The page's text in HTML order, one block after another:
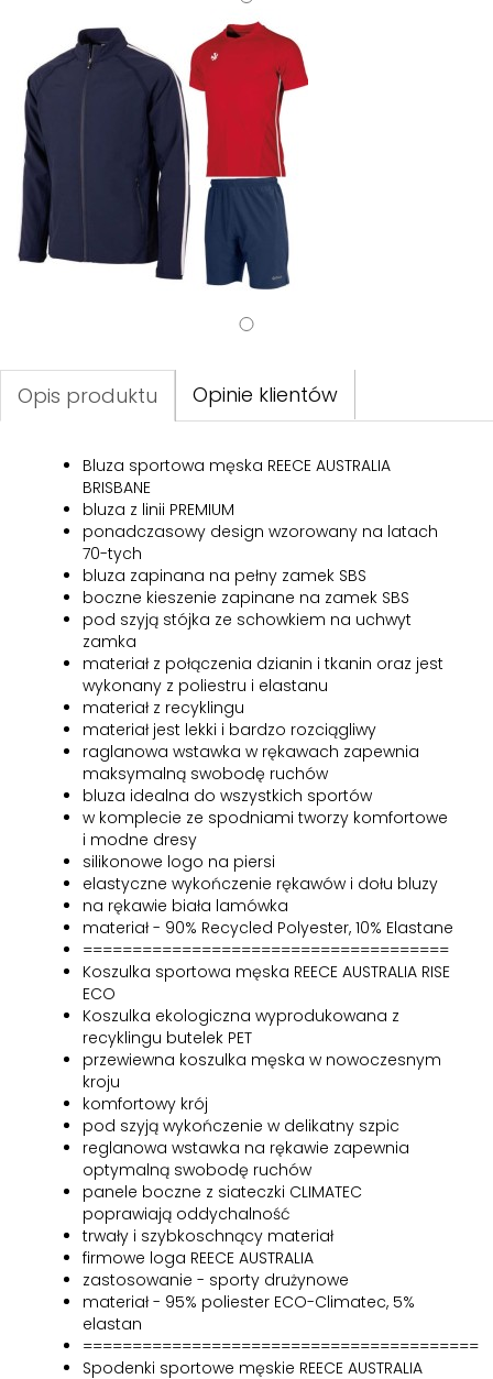
Opis produktu Opinie klientów
Bluza sportowa męska REECE AUSTRALIA
BRISBANE
bluza z linii PREMIUM
ponadczasowy design wzorowany na latach
70-tych
bluza zapinana na pełny zamek SBS
boczne kieszenie zapinane na zamek SBS
pod szyją stójka ze schowkiem na uchwyt
zamka
materiał z połączenia dzianin i tkanin oraz jest
wykonany z poliestru i elastanu
materiał z recyklingu
materiał jest lekki i bardzo rozciągliwy
raglanowa wstawka w rękawach zapewnia
maksymalną swobodę ruchów
bluza idealna do wszystkich sportów
w komplecie ze spodniami tworzy komfortowe
i modne dresy
silikonowe logo na piersi
elastyczne wykończenie rękawów i dołu bluzy
na rękawie biała lamówka
materiał - 90% Recycled Polyester, 10% Elastane
=====================================
Koszulka sportowa męska REECE AUSTRALIA RISE
ECO
Koszulka ekologiczna wyprodukowana z
recyklingu butelek PET
przewiewna koszulka męska w nowoczesnym
kroju
komfortowy krój
pod szyją wykończenie w delikatny szpic
reglanowa wstawka na rękawie zapewnia
optymalną swobodę ruchów
panele boczne z siateczki CLIMATEC
poprawiają oddychalność
trwały i szybkoschnący materiał
firmowe loga REECE AUSTRALIA
zastosowanie - sporty drużynowe
materiał - 95% poliester ECO-Climatec, 5%
elastan
========================================
Spodenki sportowe męskie REECE AUSTRALIA